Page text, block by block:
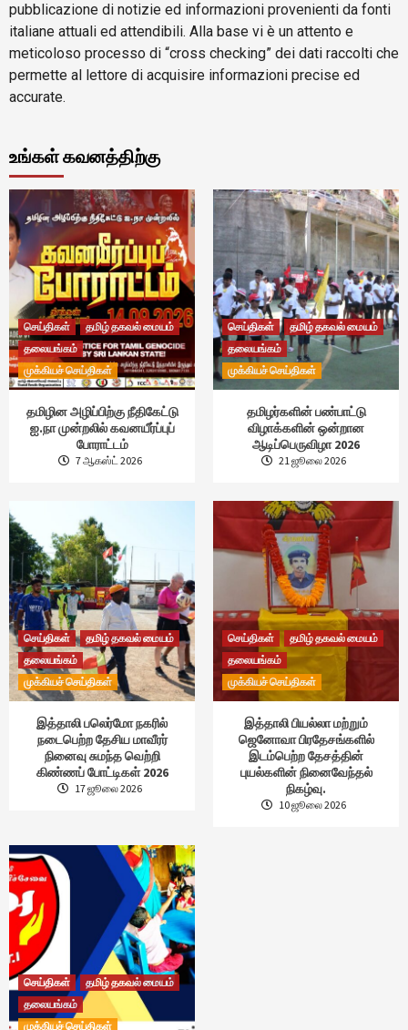
pubblicazione di notizie ed informazioni provenienti da fonti
italiane attuali ed attendibili. Alla base vi è un attento e
meticoloso processo di “cross checking” dei dati raccolti che
permette al lettore di acquisire informazioni precise ed
accurate.
உங்கள் கவனத்திற்கு
செய்திகள்
தமிழ் தகவல் மையம்
தலையங்கம்
முக்கியச் செய்திகள்
தமிழின அழிப்பிற்கு நீதிகேட்டு
ஐ.நா முன்றலில் கவனயீர்ப்புப்
போராட்டம்
7 ஆகஸ்ட் 2026
செய்திகள்
தமிழ் தகவல் மையம்
தலையங்கம்
முக்கியச் செய்திகள்
தமிழர்களின் பண்பாட்டு
விழாக்களின் ஒன்றான
ஆடிப்பெருவிழா 2026
21 ஜூலை 2026
செய்திகள்
தமிழ் தகவல் மையம்
தலையங்கம்
முக்கியச் செய்திகள்
இத்தாலி பலெர்மோ நகரில்
நடைபெற்ற தேசிய மாவீரர்
நினைவு சுமந்த வெற்றி
கிண்ணப் போட்டிகள் 2026
17 ஜூலை 2026
செய்திகள்
தமிழ் தகவல் மையம்
தலையங்கம்
முக்கியச் செய்திகள்
இத்தாலி பியல்லா மற்றும்
ஜெனோவா பிரதேசங்களில்
இடம்பெற்ற தேசத்தின்
புயல்களின் நினைவேந்தல்
நிகழ்வு.
10 ஜூலை 2026
செய்திகள்
தமிழ் தகவல் மையம்
தலையங்கம்
முக்கியச் செய்திகள்